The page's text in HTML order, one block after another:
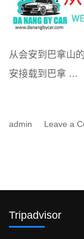
从会安到巴拿山
安接载到巴拿 …
admin Leave a
Tripadvisor